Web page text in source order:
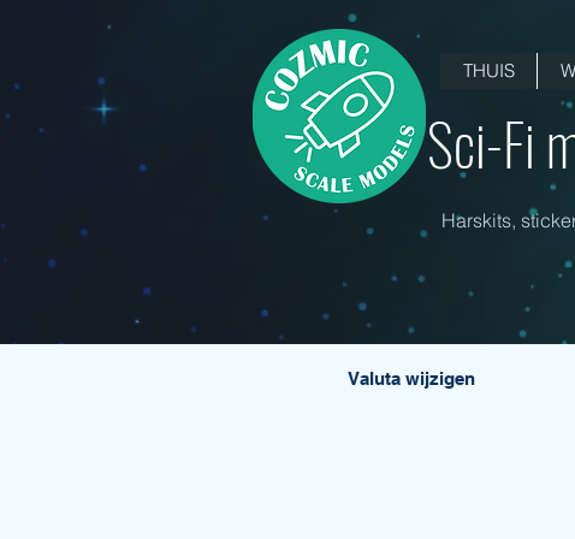
THUIS
Sci-Fi
Harskits,
Valuta wijzigen